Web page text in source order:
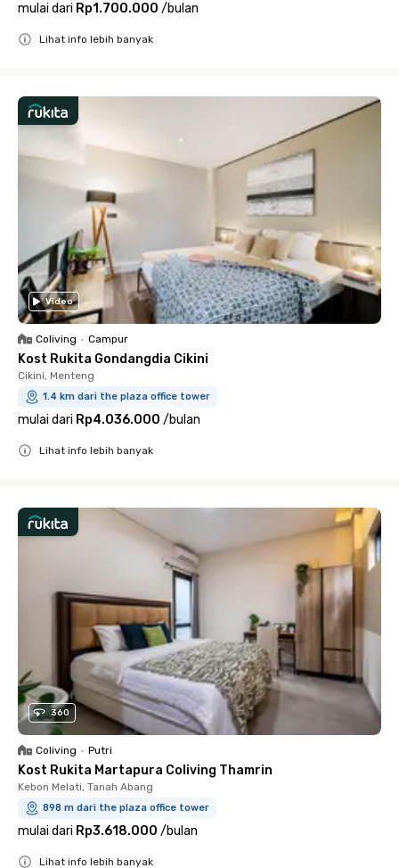
mulai dari Rp1.700.000 /bulan
Lihat info lebih banyak
Video
Coliving • Campur
Kost Rukita Gondangdia Cikini
Cikini, Menteng
1.4 km dari the plaza office tower
mulai dari Rp4.036.000 /bulan
Lihat info lebih banyak
360
Coliving • Putri
Kost Rukita Martapura Coliving Thamrin
Kebon Melati, Tanah Abang
898 m dari the plaza office tower
mulai dari Rp3.618.000 /bulan
Lihat info lebih banyak